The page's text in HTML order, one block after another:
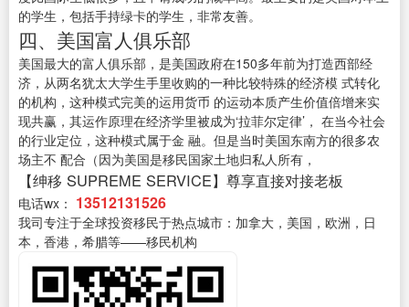
的学生，包括手持绿卡的学生，非常友善。
四、美国富人俱乐部
美国最大的富人俱乐部，是美国政府在150多年前为打造西部经
济，从两名犹太大学生手里收购的一种比较特殊的经济模 式转化
的机构，这种模式完美的运用货币 的运动本质产生价值倍增来实
现共赢，其运作原理在经济学里被成为‘拉菲尔定律’， 在当今社会
的行业定位，这种模式属于金 融。但是当时美国东南方的很多农
场主不 配合（因为美国是移民国家土地归私人所有，
【绅移 SUPREME SERVICE】尊享直接对接老板
电话wx： 13512131526
我司专注于全球投资移民于热点城市：加拿大，美国，欧洲，日
本，香港，希腊等——移民机构